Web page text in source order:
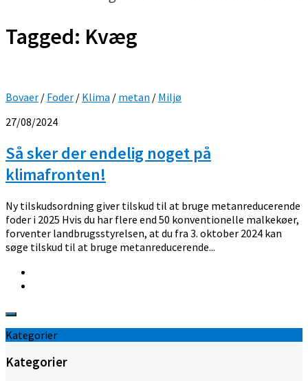
Tagged: Kvæg
Bovaer / Foder / Klima / metan / Miljø
27/08/2024
Så sker der endelig noget på
klimafronten!
Ny tilskudsordning giver tilskud til at bruge metanreducerende
foder i 2025 Hvis du har flere end 50 konventionelle malkekøer,
forventer landbrugsstyrelsen, at du fra 3. oktober 2024 kan
søge tilskud til at bruge metanreducerende...
Kategorier
Kategorier